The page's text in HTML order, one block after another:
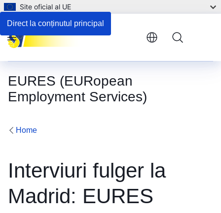
Direct la conținutul principal
Site oficial al UE
EURES (EURopean
Employment Services)
Menu
Home
Interviuri fulger la
Madrid: EURES